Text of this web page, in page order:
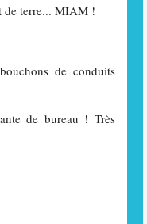
de terre... MIAM !
de conduits
de bureau ! Très